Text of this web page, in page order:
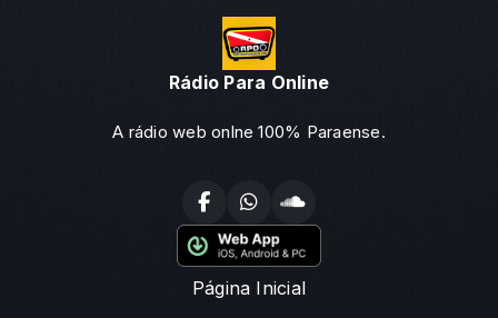
Rádio Para Online
A rádio web onlne 100% Paraense.
Página Inicial